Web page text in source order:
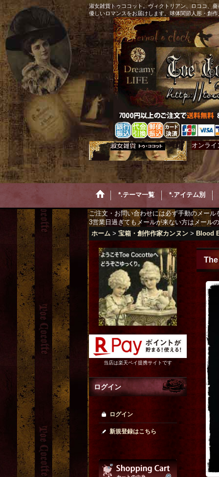
淑女雑貨トゥココット。ヴィクトリアン、ロココ、
優しいロマンスをお届けします。球体関節人形・創
オンライ
*.テーマ一覧 *.アイテム別
ご注文・お問い合わせには必ず手動のメール
3営業日過ぎてもメールが来ない方はメール
ホーム > 宝箱・創作作家カンヌン > Blood
当店は楽天ペイ提携サイトです
ログイン
ログイン
新規登録はこちら